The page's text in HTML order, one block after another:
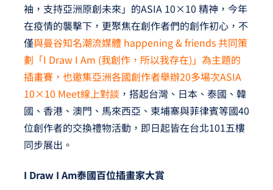
袖，支持亞洲原創未來」的ASIA 10×10 精神，今年
在疫情的襲擊下，更聚焦在創作者們的創作初心，不
僅與曼谷知名潮流媒體 happening & friends 共同策
劃「I Draw I Am (我創作，所以我存在)」為主題的
插畫賽，也邀集亞洲各國創作者舉辦20多場次ASIA
10×10 Meet線上對談 ，搭起台灣、日本、泰國、韓
國、香港、澳門、馬來西亞、柬埔寨與菲律賓等國40
位創作者的交換禮物活動，即日起皆在台北101五樓
同步展出。
I Draw I Am泰國百位插畫家大賞